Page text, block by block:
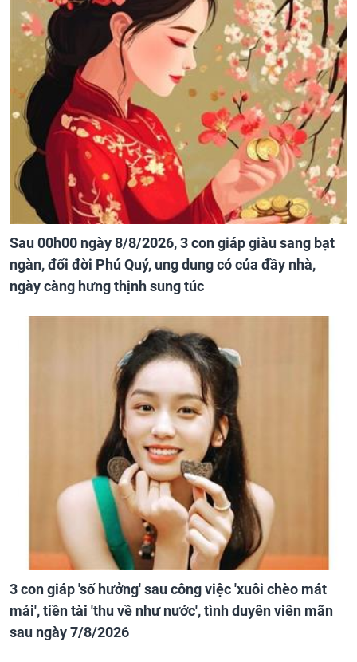
Sau 00h00 ngày 8/8/2026, 3 con giáp giàu sang bạt
ngàn, đổi đời Phú Quý, ung dung có của đầy nhà,
ngày càng hưng thịnh sung túc
3 con giáp 'số hưởng' sau công việc 'xuôi chèo mát
mái', tiền tài 'thu về như nước', tình duyên viên mãn
sau ngày 7/8/2026